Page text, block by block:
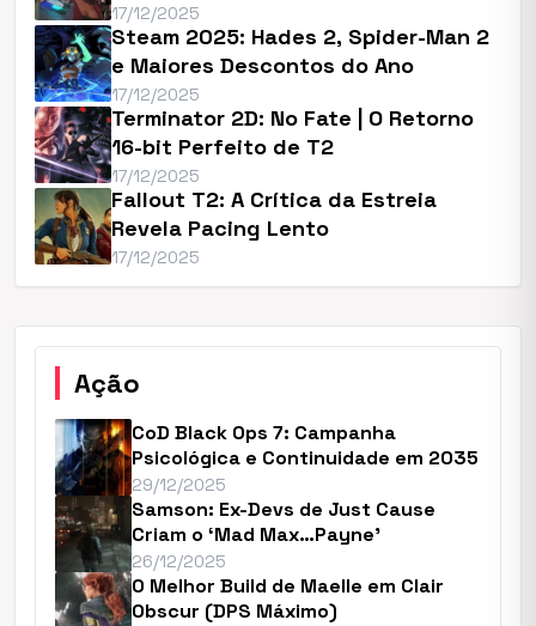
17/12/2025
Steam 2025: Hades 2, Spider-Man 2
e Maiores Descontos do Ano
17/12/2025
Terminator 2D: No Fate | O Retorno
16-bit Perfeito de T2
17/12/2025
Fallout T2: A Crítica da Estreia
Revela Pacing Lento
17/12/2025
Ação
CoD Black Ops 7: Campanha
Psicológica e Continuidade em 2035
29/12/2025
Samson: Ex-Devs de Just Cause
Criam o ‘Mad Max…Payne’
26/12/2025
O Melhor Build de Maelle em Clair
Obscur (DPS Máximo)